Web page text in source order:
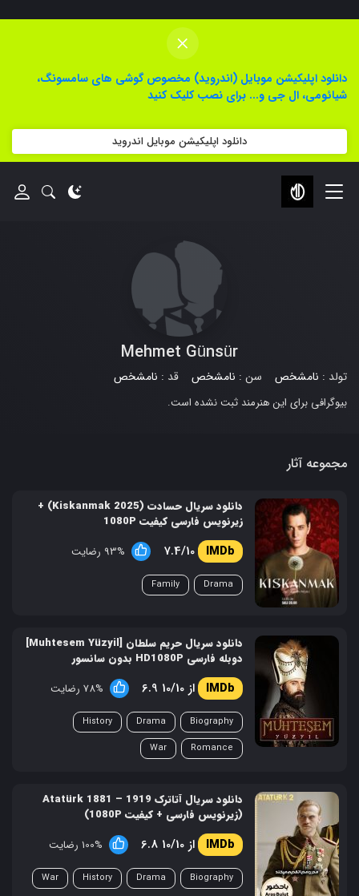
×
دانلود اپلیکیشن موبایل (اندروید) مخصوص گوشی های سامسونگ،
شیائومی، ال جی و... برای نصب کلیک کنید
دانلود اپلیکیشن موبایل اندروید
Mehmet Günsür
تولد : نامشخص سن : نامشخص قد : نامشخص
بیوگرافی برای این هنرمند ثبت نشده است.
مجموعه آثار
دانلود سریال حسادت (Kiskanmak 2025) +
زیرنویس فارسی کیفیت 1080P
7.4/10 93% رضایت
Drama
Family
دانلود سریال حریم سلطان [Muhtesem Yüzyil]
دوبله فارسی HD1080P بدون سانسور
6.9 از 10/10 78% رضایت
Biography
Drama
History
Romance
War
دانلود سریال آتاترک Atatürk 1881 – 1919
(زیرنویس فارسی + کیفیت 1080P)
6.8 از 10/10 100% رضایت
Biography
Drama
History
War